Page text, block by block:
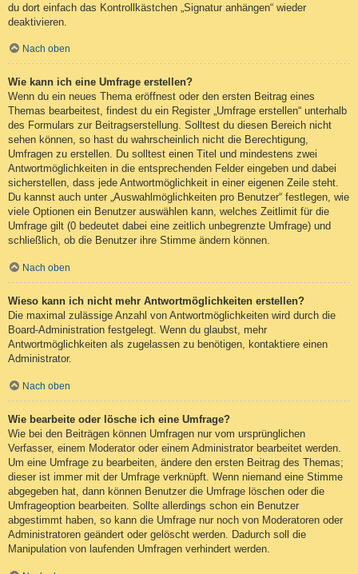
du dort einfach das Kontrollkästchen „Signatur anhängen“ wieder
deaktivieren.
Nach oben
Wie kann ich eine Umfrage erstellen?
Wenn du ein neues Thema eröffnest oder den ersten Beitrag eines
Themas bearbeitest, findest du ein Register „Umfrage erstellen“ unterhalb
des Formulars zur Beitragserstellung. Solltest du diesen Bereich nicht
sehen können, so hast du wahrscheinlich nicht die Berechtigung,
Umfragen zu erstellen. Du solltest einen Titel und mindestens zwei
Antwortmöglichkeiten in die entsprechenden Felder eingeben und dabei
sicherstellen, dass jede Antwortmöglichkeit in einer eigenen Zeile steht.
Du kannst auch unter „Auswahlmöglichkeiten pro Benutzer“ festlegen, wie
viele Optionen ein Benutzer auswählen kann, welches Zeitlimit für die
Umfrage gilt (0 bedeutet dabei eine zeitlich unbegrenzte Umfrage) und
schließlich, ob die Benutzer ihre Stimme ändern können.
Nach oben
Wieso kann ich nicht mehr Antwortmöglichkeiten erstellen?
Die maximal zulässige Anzahl von Antwortmöglichkeiten wird durch die
Board-Administration festgelegt. Wenn du glaubst, mehr
Antwortmöglichkeiten als zugelassen zu benötigen, kontaktiere einen
Administrator.
Nach oben
Wie bearbeite oder lösche ich eine Umfrage?
Wie bei den Beiträgen können Umfragen nur vom ursprünglichen
Verfasser, einem Moderator oder einem Administrator bearbeitet werden.
Um eine Umfrage zu bearbeiten, ändere den ersten Beitrag des Themas;
dieser ist immer mit der Umfrage verknüpft. Wenn niemand eine Stimme
abgegeben hat, dann können Benutzer die Umfrage löschen oder die
Umfrageoption bearbeiten. Sollte allerdings schon ein Benutzer
abgestimmt haben, so kann die Umfrage nur noch von Moderatoren oder
Administratoren geändert oder gelöscht werden. Dadurch soll die
Manipulation von laufenden Umfragen verhindert werden.